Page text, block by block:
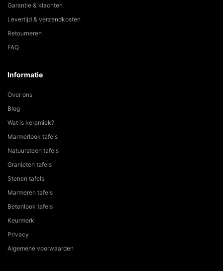
Garantie & klachten
Levertijd & verzendkosten
Retourneren
FAQ
Informatie
Over ons
Blog
Wat is keramiek?
Marmerlook tafels
Natuursteen tafels
Granieten tafels
Stenen tafels
Marmeren tafels
Betonlook tafels
Keurmerk
Privacy
Algemene voorwaarden